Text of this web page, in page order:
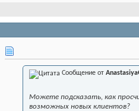
Сообщение от
Можете подсказать, как
возможных новых клиентов?